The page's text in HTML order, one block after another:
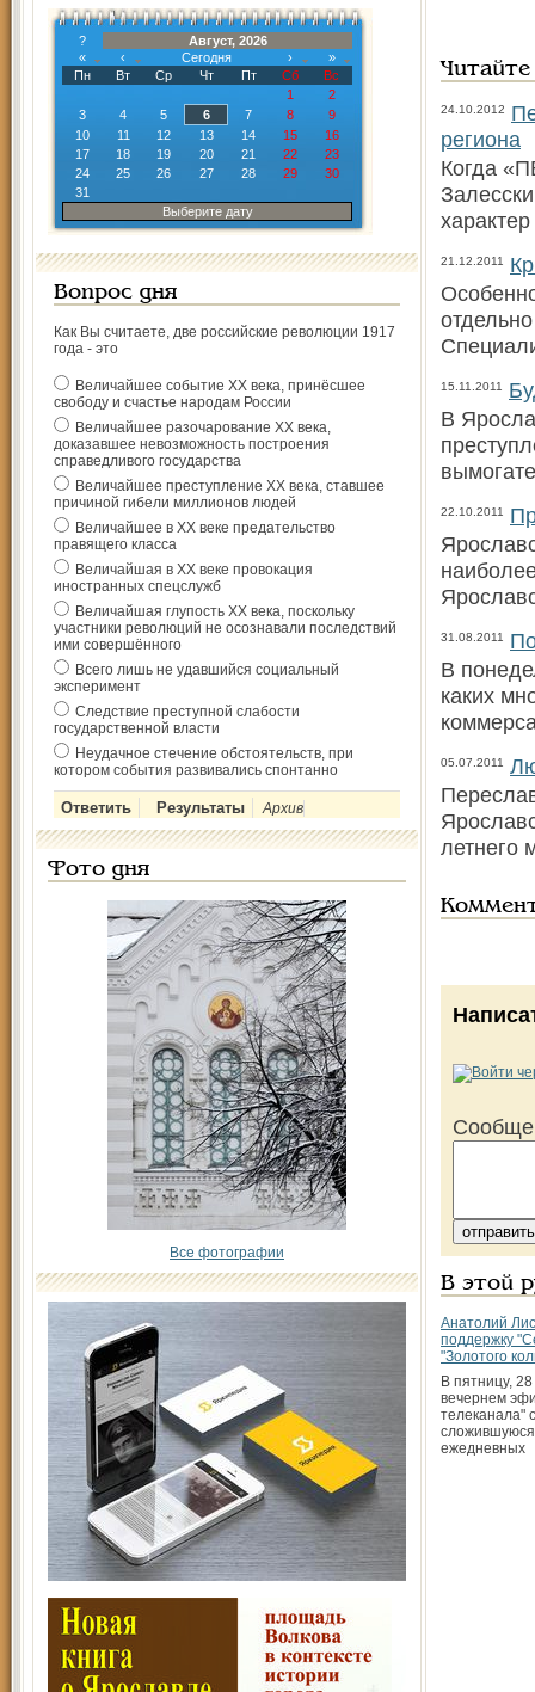
?
Август, 2026
«
‹ Сегодня ›
»
Пн
Вт Ср Чт Пт Сб
Вс
1
2
3
4 5 6 7 8
9
10
11 12 13 14 15
16
17
18 19 20 21 22
23
24
25 26 27 28 29
30
31
Выберите дату
Вопрос дня
Как Вы считаете, две российские революции 1917
года - это
Величайшее событие ХХ века, принёсшее
свободу и счастье народам России
Величайшее разочарование ХХ века,
доказавшее невозможность построения
справедливого государства
Величайшее преступление ХХ века, ставшее
причиной гибели миллионов людей
Величайшее в ХХ веке предательство
правящего класса
Величайшая в ХХ веке провокация
иностранных спецслужб
Величайшая глупость ХХ века, поскольку
участники революций не осознавали последствий
ими совершённого
Всего лишь не удавшийся социальный
эксперимент
Следствие преступной слабости
государственной власти
Неудачное стечение обстоятельств, при
котором события развивались спонтанно
Архив
Фото дня
Все фотографии
24.10.2012
региона
Когда
характер
21.12.2011
15.11.2011
В
22.10.2011
31.08.2011
В
каких
05.07.2011
летнего
В этой
Анатолий
поддержку
"Золотого
В пятницу,
вечернем
телеканала"
сложившуюся
ежедневных